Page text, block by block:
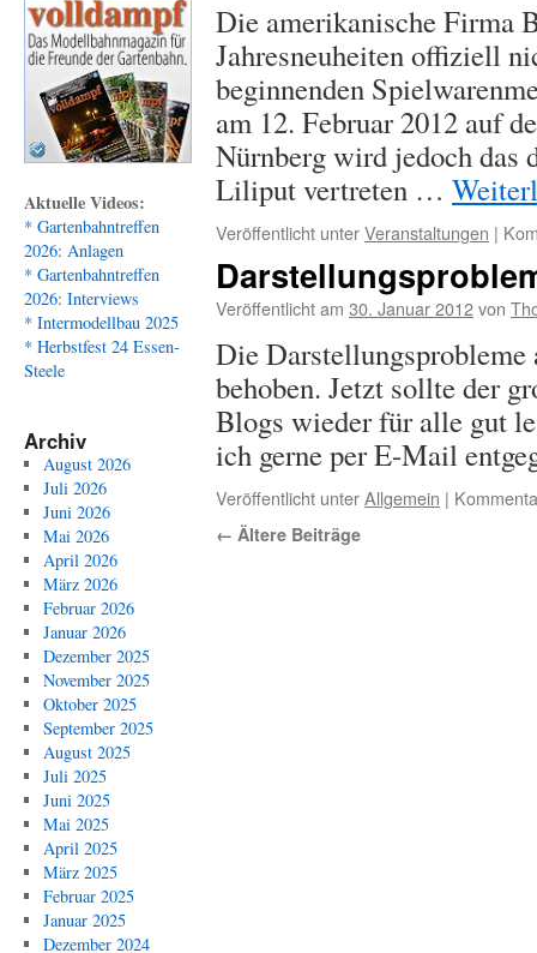
Die amerikanische Firma
Jahresneuheiten offiziell
beginnenden
am 12. Februar 2012 auf
Nürnberg wird jedoch das
Liliput vertreten …
Veröffentlicht unterVeranstaltungen |
Veröffentlicht am 30. Januar 2012von
Die
behoben. Jetzt sollte der
Blogs wieder für alle gut
ich gerne per E-Mail
Veröffentlicht unterAllgemein |
← Ältere Beiträge
Aktuelle Videos:
* Gartenbahntreffen
2026: Anlagen
* Gartenbahntreffen
2026: Interviews
* Intermodellbau 2025
* Herbstfest 24 Essen-
Steele
Archiv
August 2026
Juli 2026
Juni 2026
Mai 2026
April 2026
März 2026
Februar 2026
Januar 2026
Dezember 2025
November 2025
Oktober 2025
September 2025
August 2025
Juli 2025
Juni 2025
Mai 2025
April 2025
März 2025
Februar 2025
Januar 2025
Dezember 2024